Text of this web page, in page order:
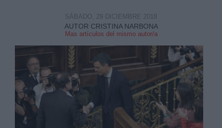
AUTOR CRISTINA NARBONA
Mas artículos del mismo autor/a
SÁBADO, 29 DICIEMBRE 2018
Información adicional
link